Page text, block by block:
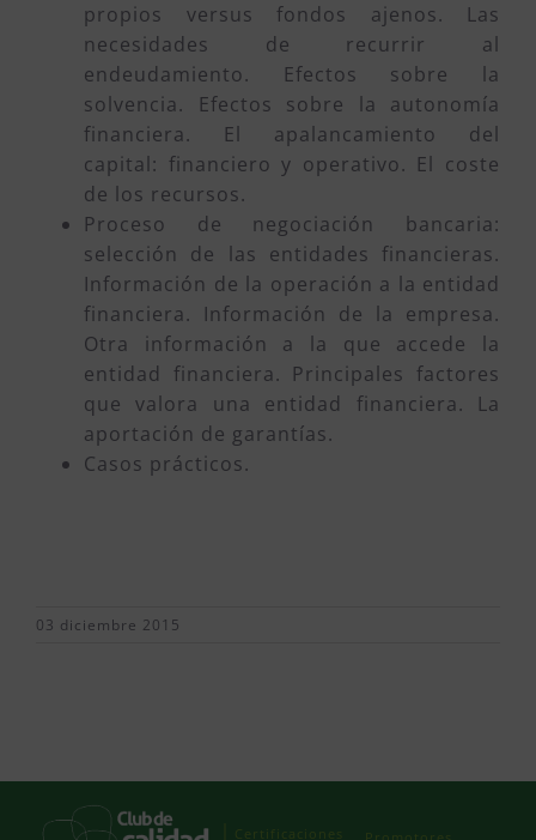
propios versus fondos ajenos. Las
necesidades de recurrir al
endeudamiento. Efectos sobre la
solvencia. Efectos sobre la autonomía
financiera. El apalancamiento del
capital: financiero y operativo. El coste
de los recursos.
Proceso de negociación bancaria:
selección de las entidades financieras.
Información de la operación a la entidad
financiera. Información de la empresa.
Otra información a la que accede la
entidad financiera. Principales factores
que valora una entidad financiera. La
aportación de garantías.
Casos prácticos.
03 diciembre 2015
Certificaciones